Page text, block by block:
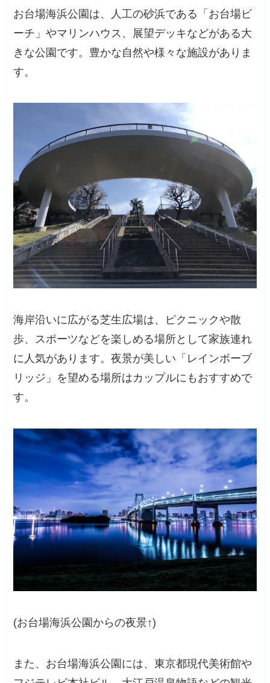
お台場海浜公園は、人工の砂浜である「お台場ビ
ーチ」やマリンハウス、展望デッキなどがある大
きな公園です。豊かな自然や様々な施設がありま
す。
海岸沿いに広がる芝生広場は、ピクニックや散
歩、スポーツなどを楽しめる場所として家族連れ
に人気があります。夜景が美しい「レインボーブ
リッジ」を望める場所はカップルにもおすすめで
す。
(お台場海浜公園からの夜景↑)
また、お台場海浜公園には、東京都現代美術館や